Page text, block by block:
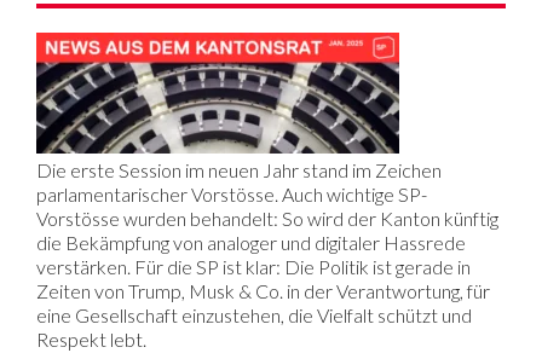
Die erste Session im neuen Jahr stand im Zeichen
parlamentarischer Vorstösse. Auch wichtige SP-
Vorstösse wurden behandelt: So wird der Kanton künftig
die Bekämpfung von analoger und digitaler Hassrede
verstärken. Für die SP ist klar: Die Politik ist gerade in
Zeiten von Trump, Musk & Co. in der Verantwortung, für
eine Gesellschaft einzustehen, die Vielfalt schützt und
Respekt lebt.